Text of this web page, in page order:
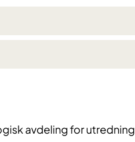
avdeling for utredning